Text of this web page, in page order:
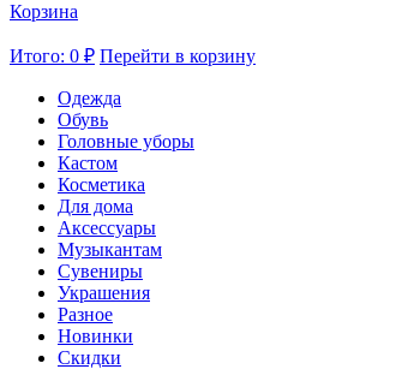
Корзина
Итого: 0 ₽ Перейти в корзину
Одежда
Обувь
Головные уборы
Кастом
Косметика
Для дома
Аксессуары
Музыкантам
Сувениры
Украшения
Разное
Новинки
Скидки